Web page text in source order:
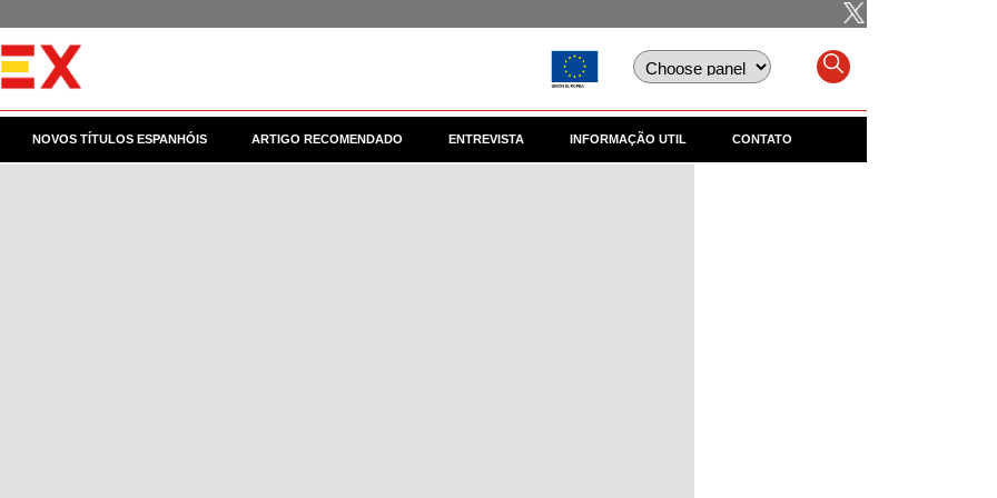
NOVOS TÍTULOS ESPANHÓIS ARTIGO RECOMENDADO ENTREVISTA INFORMAÇÃO UTIL CONTATO